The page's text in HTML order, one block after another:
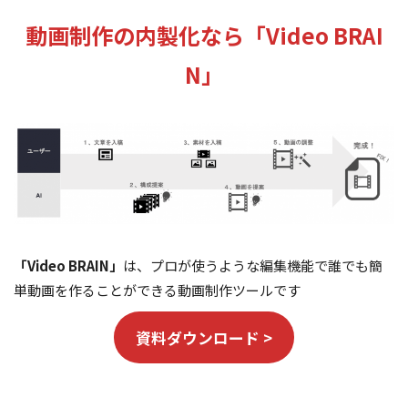
動画制作の内製化なら「Video BRAI
N」
「Video BRAIN」 は、プロが使うような編集機能で誰でも簡
単動画を作ることができる動画制作ツールです
資料ダウンロード >